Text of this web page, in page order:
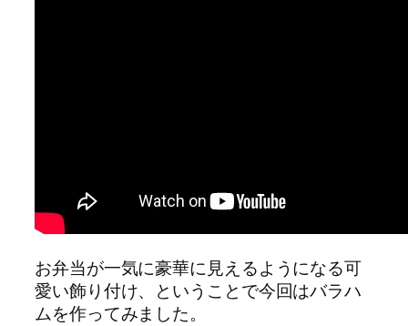
お弁当が一気に豪華に見えるようになる可
愛い飾り付け、ということで今回はバラハ
ムを作ってみました。